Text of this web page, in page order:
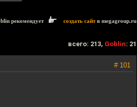
рекомендует создать сайтв megagroup.ru
всего: 213, Goblin: 21
# 101